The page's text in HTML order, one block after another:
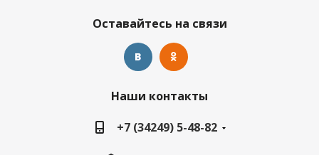
Оставайтесь на связи
Наши контакты
+7 (34249) 5-48-82